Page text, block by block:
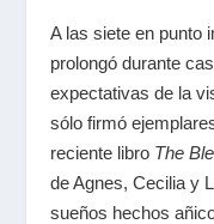
A las siete en punto
prolongó durante
expectativas de la
sólo firmó
reciente libro The
de Agnes, Cecilia y
sueños hechos